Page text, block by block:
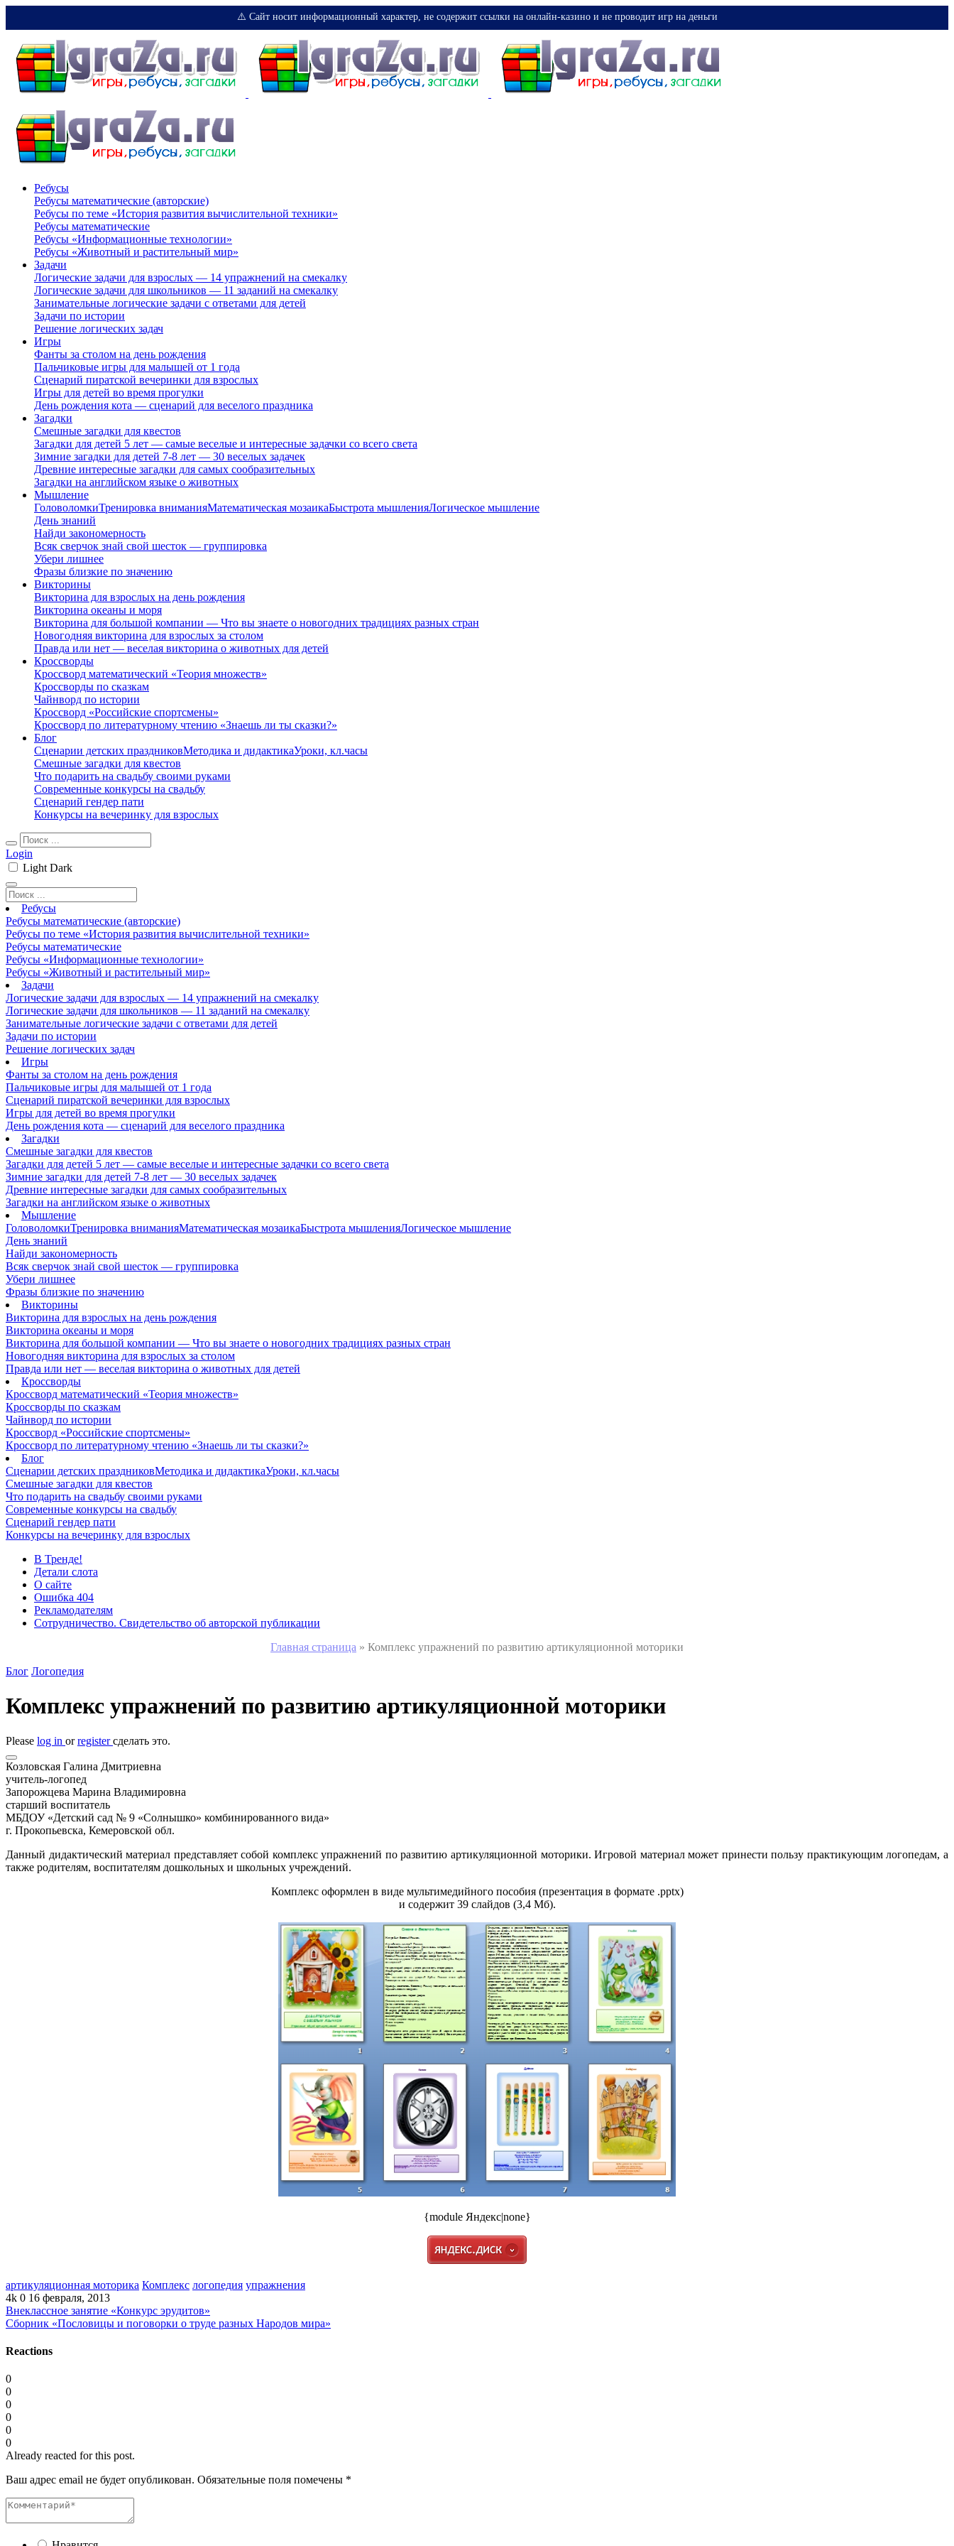
⚠️ Сайт носит информационный характер, не содержит ссылки на онлайн-казино и не проводит игр на деньги
Ребусы
Ребусы математические (авторские)
Ребусы по теме «История развития вычислительной техники»
Ребусы математические
Ребусы «Информационные технологии»
Ребусы «Животный и растительный мир»
Задачи
Логические задачи для взрослых — 14 упражнений на смекалку
Логические задачи для школьников — 11 заданий на смекалку
Занимательные логические задачи с ответами для детей
Задачи по истории
Решение логических задач
Игры
Фанты за столом на день рождения
Пальчиковые игры для малышей от 1 года
Сценарий пиратской вечеринки для взрослых
Игры для детей во время прогулки
День рождения кота — сценарий для веселого праздника
Загадки
Смешные загадки для квестов
Загадки для детей 5 лет — самые веселые и интересные задачки со всего света
Зимние загадки для детей 7-8 лет — 30 веселых задачек
Древние интересные загадки для самых сообразительных
Загадки на английском языке о животных
Мышление
ГоловоломкиТренировка вниманияМатематическая мозаикаБыстрота мышленияЛогическое мышление
День знаний
Найди закономерность
Всяк сверчок знай свой шесток — группировка
Убери лишнее
Фразы близкие по значению
Викторины
Викторина для взрослых на день рождения
Викторина океаны и моря
Викторина для большой компании — Что вы знаете о новогодних традициях разных стран
Новогодняя викторина для взрослых за столом
Правда или нет — веселая викторина о животных для детей
Кроссворды
Кроссворд математический «Теория множеств»
Кроссворды по сказкам
Чайнворд по истории
Кроссворд «Российские спортсмены»
Кроссворд по литературному чтению «Знаешь ли ты сказки?»
Блог
Сценарии детских праздниковМетодика и дидактикаУроки, кл.часы
Смешные загадки для квестов
Что подарить на свадьбу своими руками
Современные конкурсы на свадьбу
Сценарий гендер пати
Конкурсы на вечеринку для взрослых
Login
Light Dark
Ребусы
Ребусы математические (авторские)
Ребусы по теме «История развития вычислительной техники»
Ребусы математические
Ребусы «Информационные технологии»
Ребусы «Животный и растительный мир»
Задачи
Логические задачи для взрослых — 14 упражнений на смекалку
Логические задачи для школьников — 11 заданий на смекалку
Занимательные логические задачи с ответами для детей
Задачи по истории
Решение логических задач
Игры
Фанты за столом на день рождения
Пальчиковые игры для малышей от 1 года
Сценарий пиратской вечеринки для взрослых
Игры для детей во время прогулки
День рождения кота — сценарий для веселого праздника
Загадки
Смешные загадки для квестов
Загадки для детей 5 лет — самые веселые и интересные задачки со всего света
Зимние загадки для детей 7-8 лет — 30 веселых задачек
Древние интересные загадки для самых сообразительных
Загадки на английском языке о животных
Мышление
ГоловоломкиТренировка вниманияМатематическая мозаикаБыстрота мышленияЛогическое мышление
День знаний
Найди закономерность
Всяк сверчок знай свой шесток — группировка
Убери лишнее
Фразы близкие по значению
Викторины
Викторина для взрослых на день рождения
Викторина океаны и моря
Викторина для большой компании — Что вы знаете о новогодних традициях разных стран
Новогодняя викторина для взрослых за столом
Правда или нет — веселая викторина о животных для детей
Кроссворды
Кроссворд математический «Теория множеств»
Кроссворды по сказкам
Чайнворд по истории
Кроссворд «Российские спортсмены»
Кроссворд по литературному чтению «Знаешь ли ты сказки?»
Блог
Сценарии детских праздниковМетодика и дидактикаУроки, кл.часы
Смешные загадки для квестов
Что подарить на свадьбу своими руками
Современные конкурсы на свадьбу
Сценарий гендер пати
Конкурсы на вечеринку для взрослых
В Тренде!
Детали слота
О сайте
Ошибка 404
Рекламодателям
Сотрудничество. Свидетельство об авторской публикации
Главная страница » Комплекс упражнений по развитию артикуляционной моторики
Блог Логопедия
Комплекс упражнений по развитию артикуляционной моторики
Please log in orregisterсделать это.
Козловская Галина Дмитриевна
учитель-логопед
Запорожцева Марина Владимировна
старший воспитатель
МБДОУ «Детский сад № 9 «Солнышко» комбинированного вида»
г. Прокопьевска, Кемеровской обл.
Данный дидактический материал представляет собой комплекс упражнений по развитию артикуляционной моторики. Игровой материал может принести пользу практикующим логопедам, а
также родителям, воспитателям дошкольных и школьных учреждений.
Комплекс оформлен в виде мультимедийного пособия (презентация в формате .pptx)
и содержит 39 слайдов (3,4 Мб).
{module Яндекс|none}
артикуляционная моторика Комплекс логопедия упражнения
4k 0 16 февраля, 2013
Внеклассное занятие «Конкурс эрудитов»
Сборник «Пословицы и поговорки о труде разных Народов мира»
Reactions
0
0
0
0
0
0
Already reacted for this post.
Ваш адрес email не будет опубликован. Обязательные поля помечены *